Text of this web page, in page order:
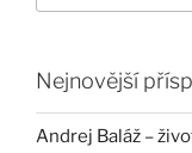
Nejnovější
Andrej Baláž –